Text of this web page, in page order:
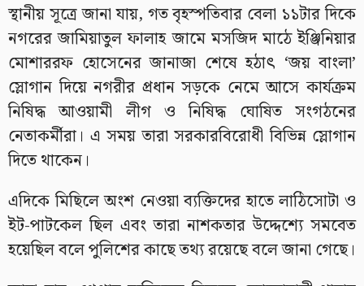
স্থানীয় সূত্রে জানা যায়, গত বৃহস্পতিবার বেলা ১১টার দিকে
নগরের জামিয়াতুল ফালাহ জামে মসজিদ মাঠে ইঞ্জিনিয়ার
মোশাররফ হোসেনের জানাজা শেষে হঠাৎ ‘জয় বাংলা’
স্লোগান দিয়ে নগরীর প্রধান সড়কে নেমে আসে কার্যক্রম
নিষিদ্ধ আওয়ামী লীগ ও নিষিদ্ধ ঘোষিত সংগঠনের
নেতাকর্মীরা। এ সময় তারা সরকারবিরোধী বিভিন্ন স্লোগান
দিতে থাকেন।
এদিকে মিছিলে অংশ নেওয়া ব্যক্তিদের হাতে লাঠিসোটা ও
ইট-পাটকেল ছিল এবং তারা নাশকতার উদ্দেশ্যে সমবেত
হয়েছিল বলে পুলিশের কাছে তথ্য রয়েছে বলে জানা গেছে।